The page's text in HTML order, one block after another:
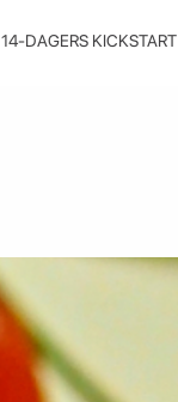
14-DAGERS KICKSTART